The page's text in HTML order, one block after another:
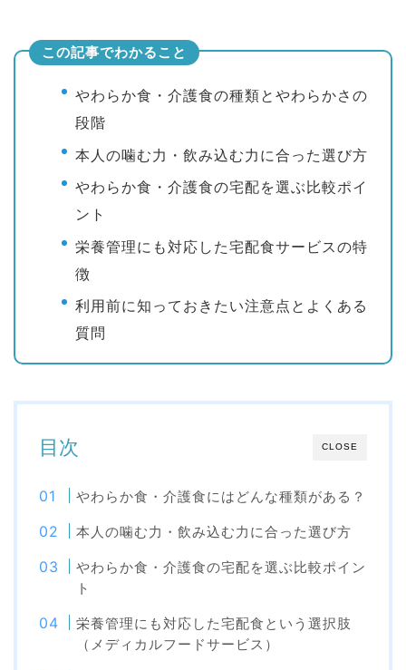
この記事でわかること
やわらか食・介護食の種類とやわらかさの
段階
本人の噛む力・飲み込む力に合った選び方
やわらか食・介護食の宅配を選ぶ比較ポイ
ント
栄養管理にも対応した宅配食サービスの特
徴
利用前に知っておきたい注意点とよくある
質問
CLOSE
目次
やわらか食・介護食にはどんな種類がある？
本人の噛む力・飲み込む力に合った選び方
やわらか食・介護食の宅配を選ぶ比較ポイン
ト
栄養管理にも対応した宅配食という選択肢
（メディカルフードサービス）